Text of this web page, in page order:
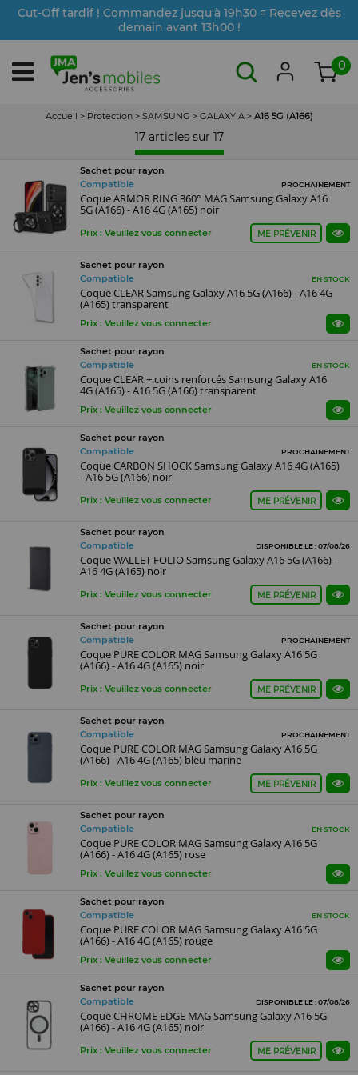
Cut-Off tardif ! Commandez jusqu'à 19h30 = Recevez dès
demain avant 13h00 !
0
Accueil > Protection > SAMSUNG > GALAXY A > A16 5G (A166)
17 articles sur 17
Sachet pour rayon
Compatible
PROCHAINEMENT
Coque ARMOR RING 360° MAG Samsung Galaxy A16
5G (A166) - A16 4G (A165) noir
Prix : Veuillez vous connecter ME PRÉVENIR
Sachet pour rayon
Compatible
EN STOCK
Coque CLEAR Samsung Galaxy A16 5G (A166) - A16 4G
(A165) transparent
Prix : Veuillez vous connecter
Sachet pour rayon
Compatible
EN STOCK
Coque CLEAR + coins renforcés Samsung Galaxy A16
4G (A165) - A16 5G (A166) transparent
Prix : Veuillez vous connecter
Sachet pour rayon
Compatible
PROCHAINEMENT
Coque CARBON SHOCK Samsung Galaxy A16 4G (A165)
- A16 5G (A166) noir
Prix : Veuillez vous connecter ME PRÉVENIR
Sachet pour rayon
Compatible
DISPONIBLE LE : 07/08/26
Coque WALLET FOLIO Samsung Galaxy A16 5G (A166) -
A16 4G (A165) noir
Prix : Veuillez vous connecter ME PRÉVENIR
Sachet pour rayon
Compatible
PROCHAINEMENT
Coque PURE COLOR MAG Samsung Galaxy A16 5G
(A166) - A16 4G (A165) noir
Prix : Veuillez vous connecter ME PRÉVENIR
Sachet pour rayon
Compatible
PROCHAINEMENT
Coque PURE COLOR MAG Samsung Galaxy A16 5G
(A166) - A16 4G (A165) bleu marine
Prix : Veuillez vous connecter ME PRÉVENIR
Sachet pour rayon
Compatible
EN STOCK
Coque PURE COLOR MAG Samsung Galaxy A16 5G
(A166) - A16 4G (A165) rose
Prix : Veuillez vous connecter
Sachet pour rayon
Compatible
EN STOCK
Coque PURE COLOR MAG Samsung Galaxy A16 5G
(A166) - A16 4G (A165) rouge
Prix : Veuillez vous connecter
Sachet pour rayon
Compatible
DISPONIBLE LE : 07/08/26
Coque CHROME EDGE MAG Samsung Galaxy A16 5G
(A166) - A16 4G (A165) noir
Prix : Veuillez vous connecter ME PRÉVENIR